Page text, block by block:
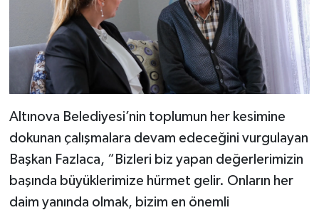
Altınova Belediyesi’nin toplumun her kesimine
dokunan çalışmalara devam edeceğini vurgulayan
Başkan Fazlaca, “Bizleri biz yapan değerlerimizin
başında büyüklerimize hürmet gelir. Onların her
daim yanında olmak, bizim en önemli